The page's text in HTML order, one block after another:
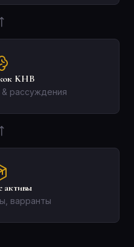
KHB
рассуждения
активы
варранты